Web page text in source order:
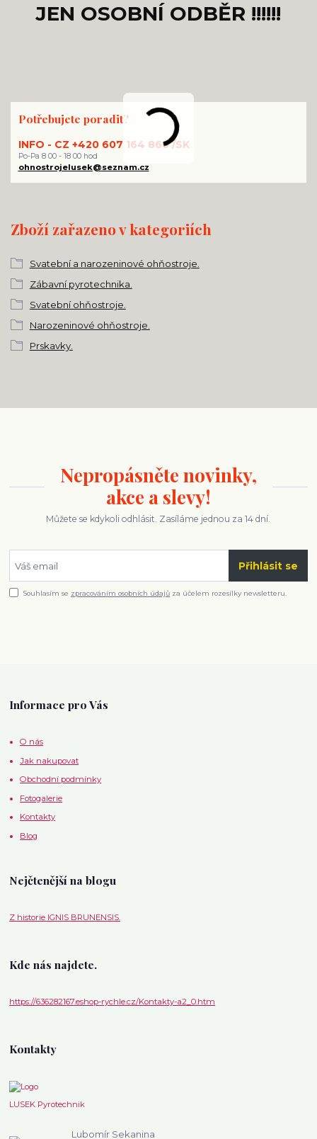
JEN OSOBNÍ ODBĚR !!!!!!
Zboží zařazeno v kategoriích
Svatební a narozeninové ohňostroje.
Zábavní pyrotechnika.
Svatební ohňostroje.
Narozeninové ohňostroje.
Prskavky.
Potřebujete poradit?
INFO - CZ +420 607 164 860 /SK
Po-Pa 8 00 - 18 00 hod
ohnostrojelusek@seznam.cz
Nepropásněte novinky,
akce a slevy!
Můžete se kdykoli odhlásit. Zasíláme jednou za 14 dní.
Přihlásit se
Souhlasím se zpracováním osobních údajů za účelem rozesílky newsletteru.
Informace pro Vás
O nás
Jak nakupovat
Obchodní podmínky
Fotogalerie
Kontakty
Blog
Nejčtenější na blogu
Z historie IGNIS BRUNENSIS.
Kde nás najdete.
https://636282167.eshop-rychle.cz/Kontakty-a2_0.htm
Kontakty
LUSEK Pyrotechnik
Lubomír Sekanina